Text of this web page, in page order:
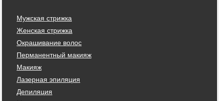
Мужская стрижка
Женская стрижка
Окрашивание волос
Перманентный макияж
Макияж
Лазерная эпиляция
Депиляция